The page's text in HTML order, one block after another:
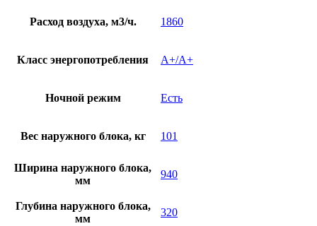
Расход воздуха, м3/ч. 1860
Класс энергопотребления A+/A+
Ночной режим Есть
Вес наружного блока, кг 101
Ширина наружного блока,
мм
940
Глубина наружного блока,
мм
320